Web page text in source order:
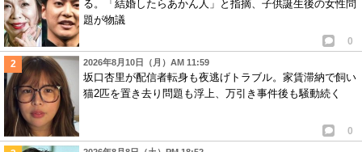
る。「結婚したらあかん人」と指摘、子供誕生後の女性問
題が物議
0
2026年8月10日（月）AM 11:59
坂口杏里が配信者転身も夜逃げトラブル。家賃滞納で飼い
猫2匹を置き去り問題も浮上、万引き事件後も騒動続く
0